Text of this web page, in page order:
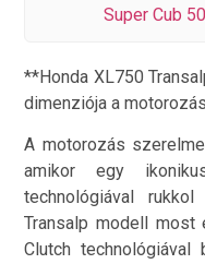
Super Cub
**Honda XL750
dimenziója a
A motorozás
amikor egy
technológiával
Transalp modell most
Clutch technológiával